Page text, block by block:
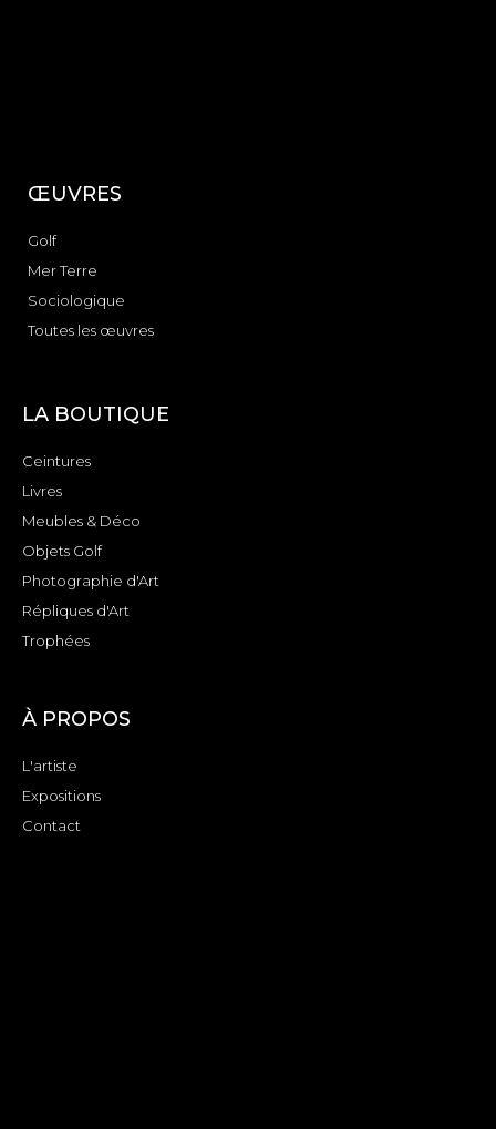
ŒUVRES
Golf
Mer Terre
Sociologique
Toutes les œuvres
LA BOUTIQUE
Ceintures
Livres
Meubles & Déco
Objets Golf
Photographie d'Art
Répliques d'Art
Trophées
À PROPOS
L'artiste
Expositions
Contact